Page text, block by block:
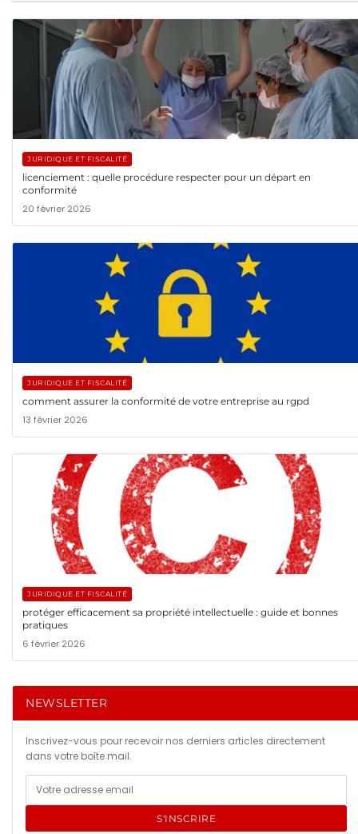
JURIDIQUE ET FISCALITÉ
licenciement : quelle procédure respecter pour un départ en
conformité
20 février 2026
JURIDIQUE ET FISCALITÉ
comment assurer la conformité de votre entreprise au rgpd
13 février 2026
JURIDIQUE ET FISCALITÉ
protéger efficacement sa propriété intellectuelle : guide et bonnes
pratiques
6 février 2026
NEWSLETTER
Inscrivez-vous pour recevoir nos derniers articles directement
dans votre boîte mail.
S'INSCRIRE